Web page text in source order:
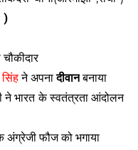
)
सिंह ने अपना दीवान बनाया
ने भारत के स्वतंत्रता आंदोलन
अंग्रेजी फौज को भगाया